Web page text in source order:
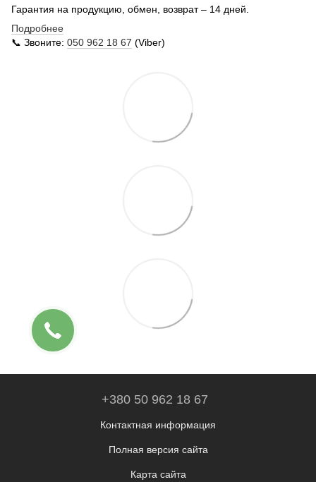
Гарантия на продукцию, обмен, возврат – 14 дней.
Подробнее
📞 Звоните: 050 962 18 67 (Viber)
+380 50 962 18 67
Контактная информация
Полная версия сайта
Карта сайта